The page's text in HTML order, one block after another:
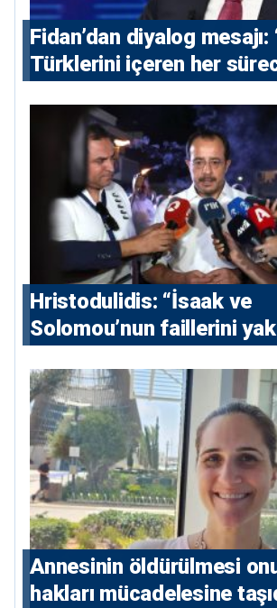
Fidan’dan diyalog mesajı:
Türklerini içeren her
Hristodulidis: “İsaak ve
Solomou’nun faillerini
ve 5 uluslararası
çıkarıldı”
Annesinin öldürülmesi
hakları mücadelesine